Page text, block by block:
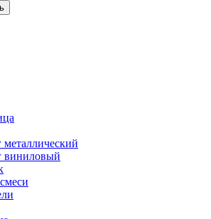
виниловый